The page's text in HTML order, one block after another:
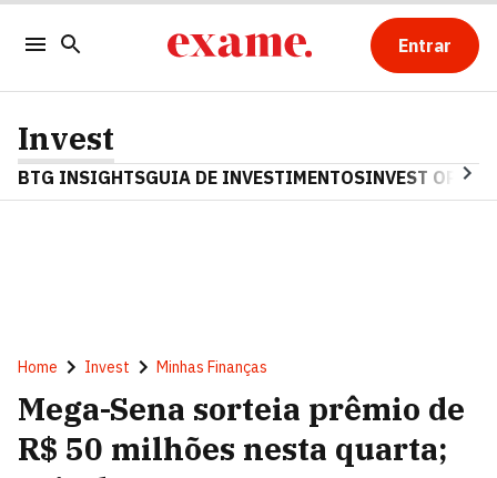
Entrar
Invest
BTG INSIGHTSGUIA DE INVESTIMENTOSINVEST OPINA
Home Invest Minhas Finanças
Mega-Sena sorteia prêmio de
R$ 50 milhões nesta quarta;